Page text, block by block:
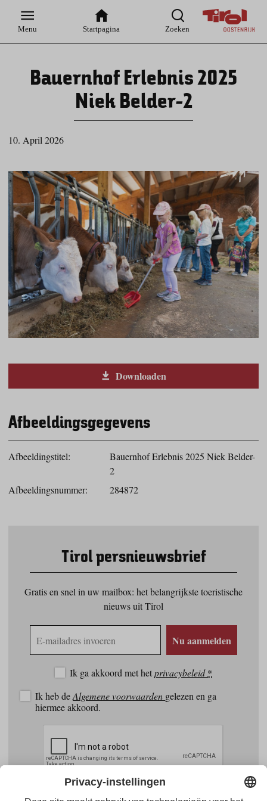
Hauptnavigation
Inhaltsbereich
Menu Startpagina Zoeken
Bauernhof Erlebnis 2025
Niek Belder-2
10. April 2026
Downloaden
Afbeeldingsgegevens
Afbeeldingstitel:
Bauernhof Erlebnis 2025 Niek Belder-
2
Afbeeldingsnummer:
284872
Tirol persnieuwsbrief
Gratis en snel in uw mailbox: het belangrijkste toeristische
nieuws uit Tirol
mailadres
Nu aanmelden
Ik ga akkoord met hetprivacybeleid*
Ik heb deAlgemene voorwaarden gelezen en ga
hiermee akkoord.